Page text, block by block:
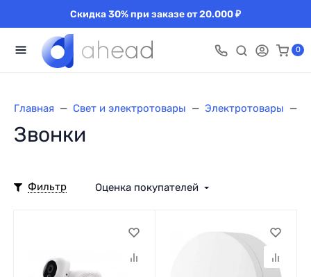
Скидка 30% при заказе от 20.000 ₽
0
Главная Свет и электротовары Электротовары
Звонки
Фильтр Оценка покупателей